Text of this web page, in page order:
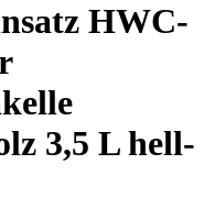
HWC-
3,5 L hell-